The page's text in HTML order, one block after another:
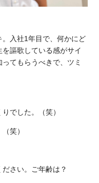
。入社1年目で、何かにど
謳歌している感がサイ
てもらうべきで、ツミ
でした。（笑）
笑）
さい。ご年齢は？